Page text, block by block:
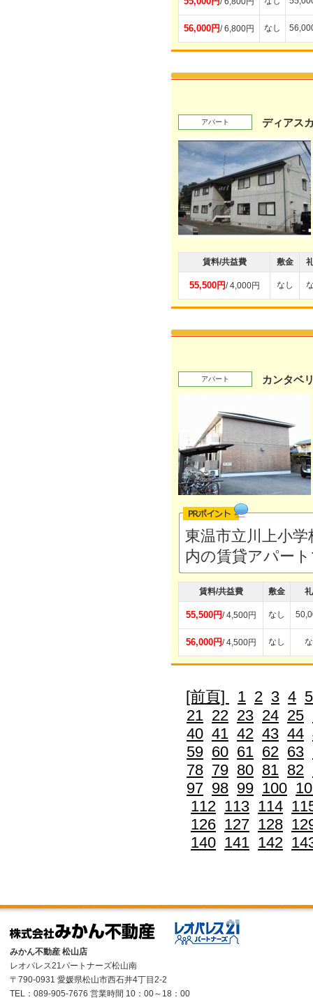
56,000円/ 6,800円 なし
アパート ディアス
賃料/共益費 敷金
55,500円/ 4,000円 なし
アパート カンタベ
東温市立川上小
内の賃貸アパー
賃料/共益費 敷金
55,500円/ 4,500円 なし
56,000円/ 4,500円 なし
[前頁] 1 2 3 4 5
21 22 23 24 25
40 41 42 43 44
59 60 61 62 63
78 79 80 81 82
97 98 99 100
112 113 114
126 127 128
140 141 142
みかん不動産 松山店
レオパレス21パートナーズ松山南
〒790-0931 愛媛県松山市西石井4丁目2-2
TEL：089-905-7676 営業時間 10：00～18：00